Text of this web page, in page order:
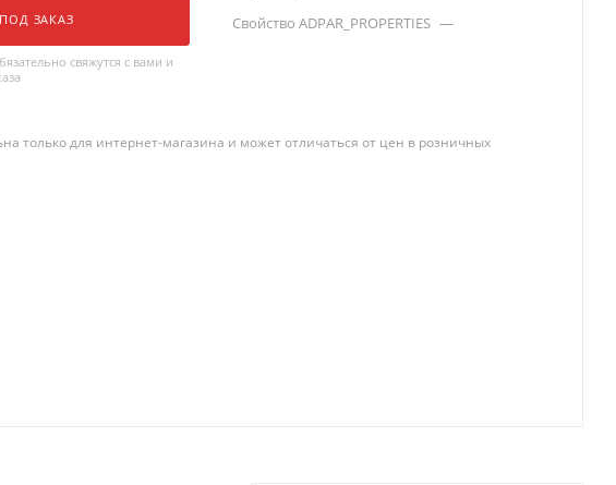
ПОД ЗАКАЗ
свяжутся с вами и
Свойство ADPAR_PROPERTIES —
только для интернет-магазина и может отличаться от цен в розничных